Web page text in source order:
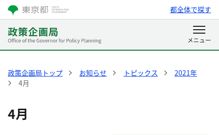
都全体で探す
政策企画局トップ お知らせ トピックス
2021年
4月
4月